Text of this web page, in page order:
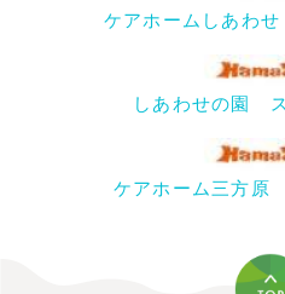
ケアホームしあわ
しあわせの園
ケアホーム三方原